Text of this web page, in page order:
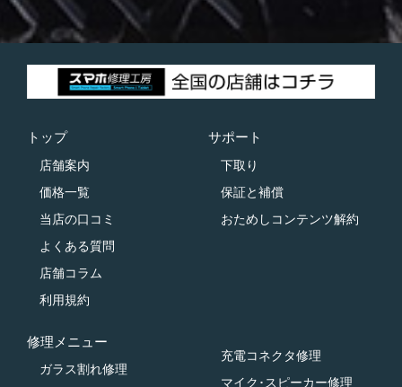
トップ
店舗案内
価格一覧
当店の口コミ
よくある質問
店舗コラム
利用規約
サポート
下取り
保証と補償
おためしコンテンツ解約
修理メニュー
ガラス割れ修理
充電コネクタ修理
マイク･スピーカー修理